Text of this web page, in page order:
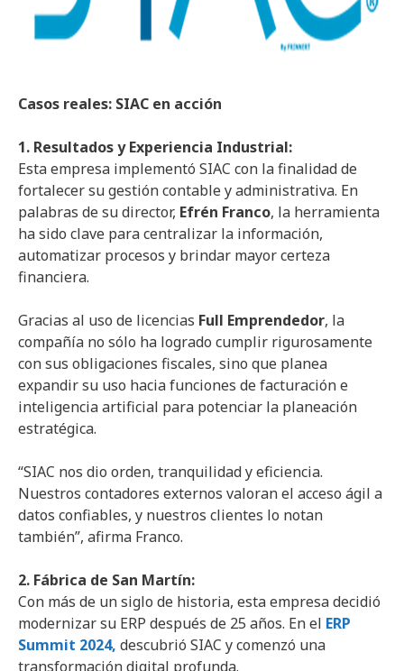
Casos reales: SIAC en acción
1. Resultados y Experiencia Industrial:
Esta empresa implementó SIAC con la finalidad de
fortalecer su gestión contable y administrativa. En
palabras de su director, Efrén Franco, la herramienta
ha sido clave para centralizar la información,
automatizar procesos y brindar mayor certeza
financiera.
Gracias al uso de licencias Full Emprendedor, la
compañía no sólo ha logrado cumplir rigurosamente
con sus obligaciones fiscales, sino que planea
expandir su uso hacia funciones de facturación e
inteligencia artificial para potenciar la planeación
estratégica.
“SIAC nos dio orden, tranquilidad y eficiencia.
Nuestros contadores externos valoran el acceso ágil a
datos confiables, y nuestros clientes lo notan
también”, afirma Franco.
2. Fábrica de San Martín:
Con más de un siglo de historia, esta empresa decidió
modernizar su ERP después de 25 años. En el ERP
Summit 2024, descubrió SIAC y comenzó una
transformación digital profunda.